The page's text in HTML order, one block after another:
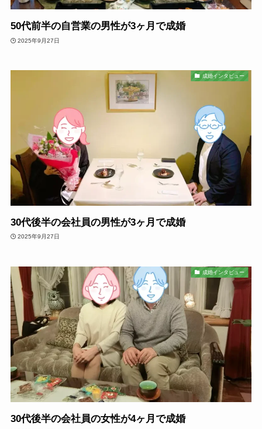
50代前半の自営業の男性が3ヶ月で成婚
2025年9月27日
成婚インタビュー
30代後半の会社員の男性が3ヶ月で成婚
2025年9月27日
成婚インタビュー
30代後半の会社員の女性が4ヶ月で成婚